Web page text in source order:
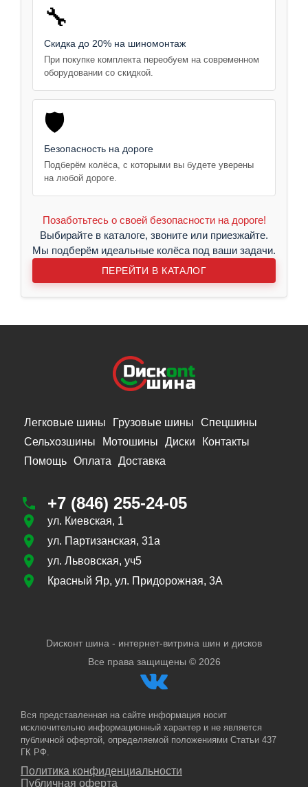
🔧
Скидка до 20% на шиномонтаж
При покупке комплекта переобуем на современном
оборудовании со скидкой.
🛡️
Безопасность на дороге
Подберём колёса, с которыми вы будете уверены
на любой дороге.
Позаботьтесь о своей безопасности на дороге!
Выбирайте в каталоге, звоните или приезжайте.
Мы подберём идеальные колёса под ваши задачи.
ПЕРЕЙТИ В КАТАЛОГ
Легковые шины Грузовые шины
Спецшины
Сельхозшины
Мотошины Диски
Контакты
Помощь Оплата Доставка
+7 (846) 255-24-05
ул. Киевская, 1
ул. Партизанская, 31а
ул. Львовская, уч5
Красный Яр, ул. Придорожная, 3А
Dисконт шина - интернет-витрина шин и дисков
Все права защищены © 2026
Вся представленная на сайте информация носит
исключительно информационный характер и не является
публичной офертой, определяемой положениями Статьи 437
ГК РФ.
Политика конфиденциальности
Публичная оферта